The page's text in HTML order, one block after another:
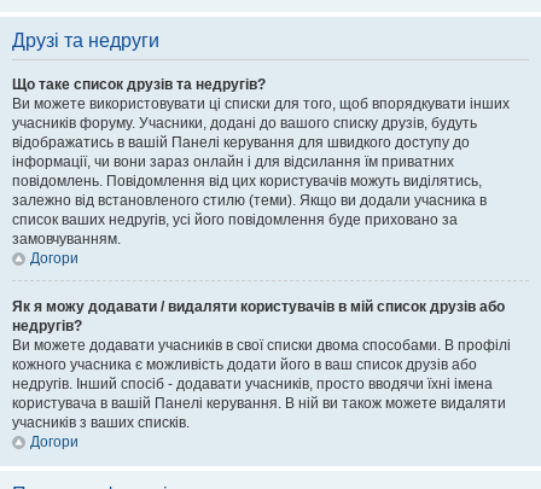
Друзі та недруги
Що таке список друзів та недругів?
Ви можете використовувати ці списки для того, щоб впорядкувати інших
учасників форуму. Учасники, додані до вашого списку друзів, будуть
відображатись в вашій Панелі керування для швидкого доступу до
інформації, чи вони зараз онлайн і для відсилання їм приватних
повідомлень. Повідомлення від цих користувачів можуть виділятись,
залежно від встановленого стилю (теми). Якщо ви додали учасника в
список ваших недругів, усі його повідомлення буде приховано за
замовчуванням.
Догори
Як я можу додавати / видаляти користувачів в мій список друзів або
недругів?
Ви можете додавати учасників в свої списки двома способами. В профілі
кожного учасника є можливість додати його в ваш список друзів або
недругів. Інший спосіб - додавати учасників, просто вводячи їхні імена
користувача в вашій Панелі керування. В ній ви також можете видаляти
учасників з ваших списків.
Догори